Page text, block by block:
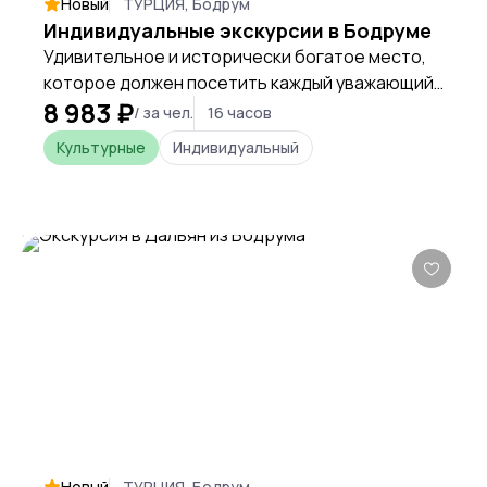
Индивидуальные экскурсии в Бодруме
Удивительное и исторически богатое место,
которое должен посетить каждый уважающий
себя путешественник, находясь в Турции
8 983 ₽/ за чел.
16 часов
Культурные
Индивидуальный